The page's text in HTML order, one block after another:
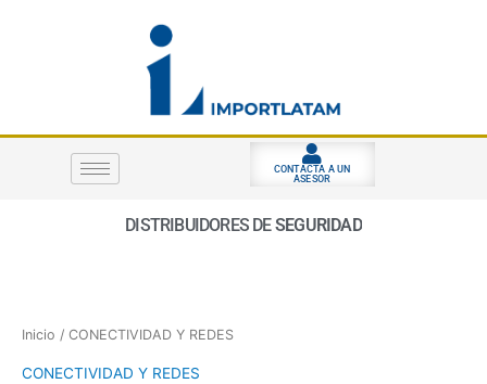
CONTACTA A UN
ASESOR
DISTRIBUIDORES DE SEGURIDADELE
Inicio / CONECTIVIDAD Y REDES
CONECTIVIDAD Y REDES